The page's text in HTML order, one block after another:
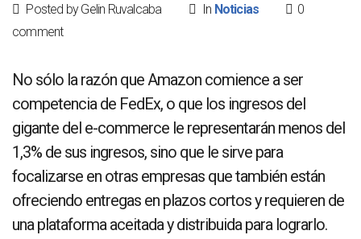
Posted by Gelin Ruvalcaba In Noticias
0
comment
No sólo la razón que Amazon comience a ser
competencia de FedEx, o que los ingresos del
gigante del e-commerce le representarán menos del
1,3% de sus ingresos, sino que le sirve para
focalizarse en otras empresas que también están
ofreciendo entregas en plazos cortos y requieren de
una plataforma aceitada y distribuida para lograrlo.